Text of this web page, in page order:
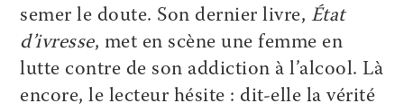
semer le doute. Son dernier livre, État
d’ivresse, met en scène une femme en
lutte contre de son addiction à l’alcool. Là
encore, le lecteur hésite : dit-elle la vérité